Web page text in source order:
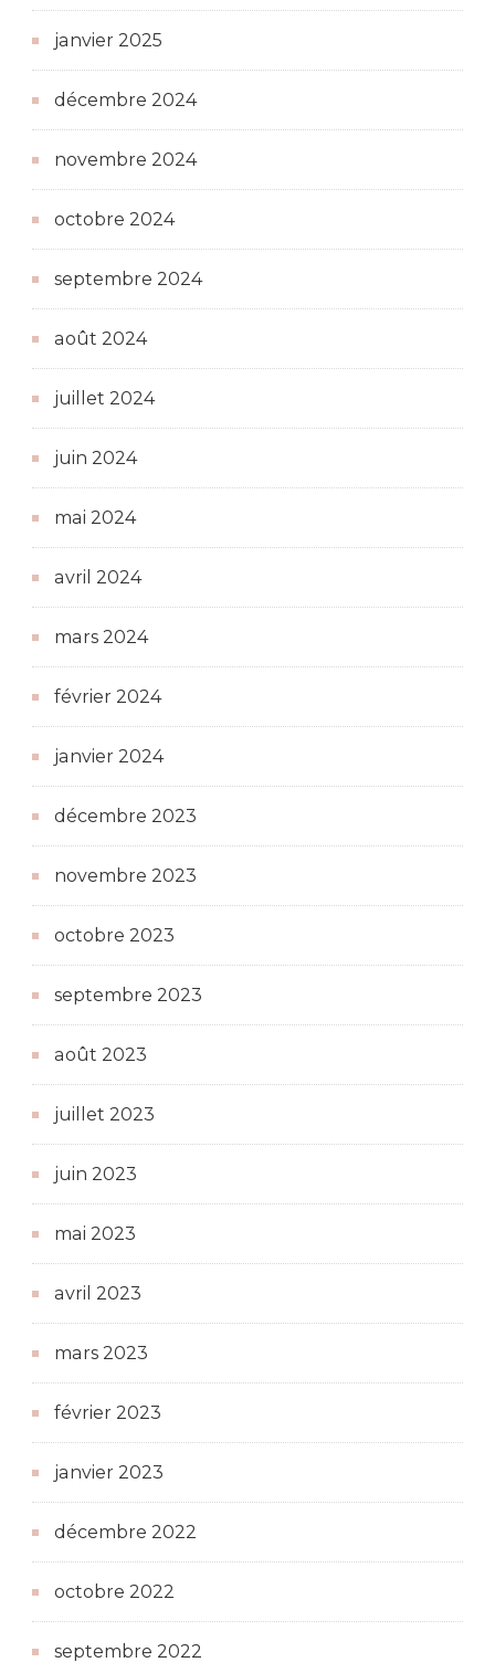
janvier 2025
décembre 2024
novembre 2024
octobre 2024
septembre 2024
août 2024
juillet 2024
juin 2024
mai 2024
avril 2024
mars 2024
février 2024
janvier 2024
décembre 2023
novembre 2023
octobre 2023
septembre 2023
août 2023
juillet 2023
juin 2023
mai 2023
avril 2023
mars 2023
février 2023
janvier 2023
décembre 2022
octobre 2022
septembre 2022